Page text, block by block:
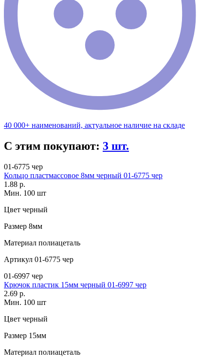
40 000+ наименований, актуальное наличие на складе
С этим покупают: 3 шт.
01-6775 чер
Кольцо пластмассовое 8мм черный 01-6775 чер
1.88 р.
Мин. 100 шт
Цвет черный
Размер 8мм
Материал полиацеталь
Артикул 01-6775 чер
01-6997 чер
Крючок пластик 15мм черный 01-6997 чер
2.69 р.
Мин. 100 шт
Цвет черный
Размер 15мм
Материал полиацеталь